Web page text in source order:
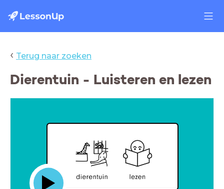
‹ Terug naar zoeken
Dierentuin - Luisteren en lezen